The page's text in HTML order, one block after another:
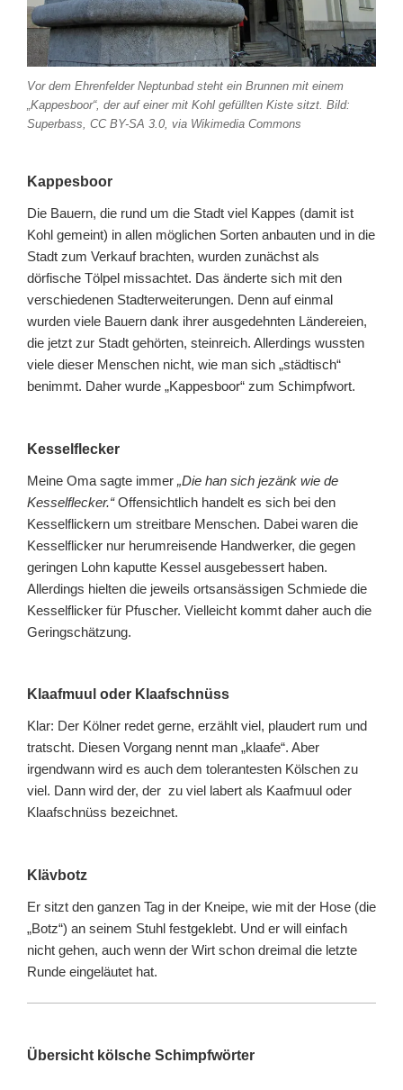
Vor dem Ehrenfelder Neptunbad steht ein Brunnen mit einem
„Kappesboor“, der auf einer mit Kohl gefüllten Kiste sitzt. Bild:
Superbass, CC BY-SA 3.0, via Wikimedia Commons
Kappesboor
Die Bauern, die rund um die Stadt viel Kappes (damit ist
Kohl gemeint) in allen möglichen Sorten anbauten und in die
Stadt zum Verkauf brachten, wurden zunächst als
dörfische Tölpel missachtet. Das änderte sich mit den
verschiedenen Stadterweiterungen. Denn auf einmal
wurden viele Bauern dank ihrer ausgedehnten Ländereien,
die jetzt zur Stadt gehörten, steinreich. Allerdings wussten
viele dieser Menschen nicht, wie man sich „städtisch“
benimmt. Daher wurde „Kappesboor“ zum Schimpfwort.
Kesselflecker
Meine Oma sagte immer „Die han sich jezänk wie de
Kesselflecker.“Offensichtlich handelt es sich bei den
Kesselflickern um streitbare Menschen. Dabei waren die
Kesselflicker nur herumreisende Handwerker, die gegen
geringen Lohn kaputte Kessel ausgebessert haben.
Allerdings hielten die jeweils ortsansässigen Schmiede die
Kesselflicker für Pfuscher. Vielleicht kommt daher auch die
Geringschätzung.
Klaafmuul oder Klaafschnüss
Klar: Der Kölner redet gerne, erzählt viel, plaudert rum und
tratscht. Diesen Vorgang nennt man „klaafe“. Aber
irgendwann wird es auch dem tolerantesten Kölschen zu
viel. Dann wird der, der zu viel labert als Kaafmuul oder
Klaafschnüss bezeichnet.
Klävbotz
Er sitzt den ganzen Tag in der Kneipe, wie mit der Hose (die
„Botz“) an seinem Stuhl festgeklebt. Und er will einfach
nicht gehen, auch wenn der Wirt schon dreimal die letzte
Runde eingeläutet hat.
Übersicht kölsche Schimpfwörter